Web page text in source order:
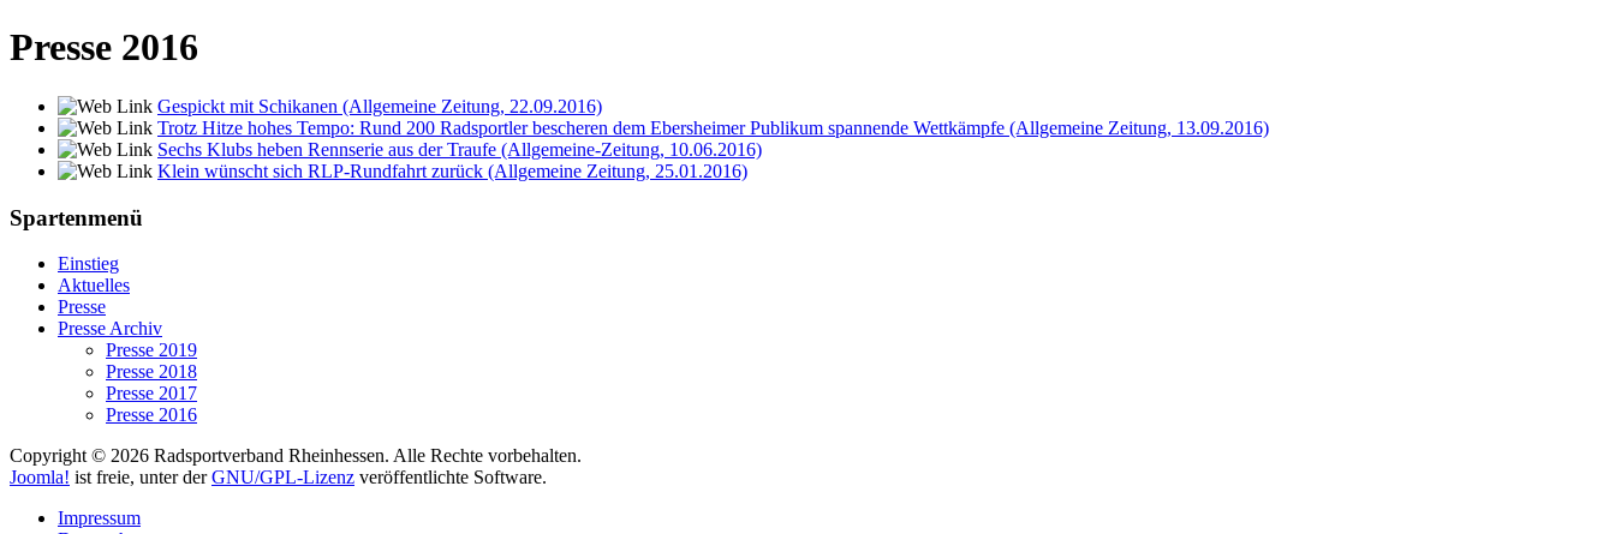
Presse 2016
Gespickt mit Schikanen (Allgemeine Zeitung, 22.09.2016)
Trotz Hitze hohes Tempo: Rund 200 Radsportler bescheren dem Ebersheimer Publikum spannende Wettkämpfe (Allgemeine Zeitung, 13.09.2016)
Sechs Klubs heben Rennserie aus der Traufe (Allgemeine-Zeitung, 10.06.2016)
Klein wünscht sich RLP-Rundfahrt zurück (Allgemeine Zeitung, 25.01.2016)
Spartenmenü
Einstieg
Aktuelles
Presse
Presse Archiv
Presse 2019
Presse 2018
Presse 2017
Presse 2016
Copyright © 2026 Radsportverband Rheinhessen. Alle Rechte vorbehalten.
Joomla! ist freie, unter derGNU/GPL-Lizenz veröffentlichte Software.
Impressum